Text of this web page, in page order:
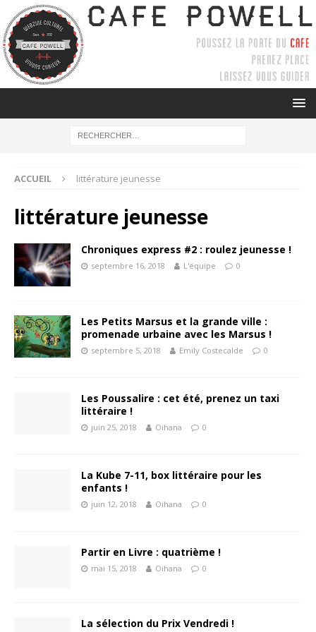
ACCUEIL littérature jeunesse
littérature jeunesse
Chroniques express #2 : roulez jeunesse !
septembre 16, 2018 L'équipe 0
Les Petits Marsus et la grande ville :
promenade urbaine avec les Marsus !
septembre 5, 2018 Emily Costecalde 0
Les Poussalire : cet été, prenez un taxi
littéraire !
juin 25, 2018 Oihana 0
La Kube 7-11, box littéraire pour les
enfants !
juin 12, 2018 Oihana 0
Partir en Livre : quatrième !
mai 15, 2018 Oihana 0
La sélection du Prix Vendredi !